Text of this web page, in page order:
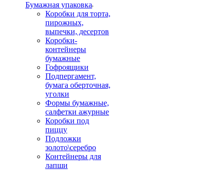
Бумажная упаковка
Коробки для торта,
пирожных,
выпечки, десертов
Коробки-
контейнеры
бумажные
Гофроящики
Подпергамент,
бумага оберточная,
уголки
Формы бумажные,
салфетки ажурные
Коробки под
пиццу
Подложки
золото\серебро
Контейнеры для
лапши